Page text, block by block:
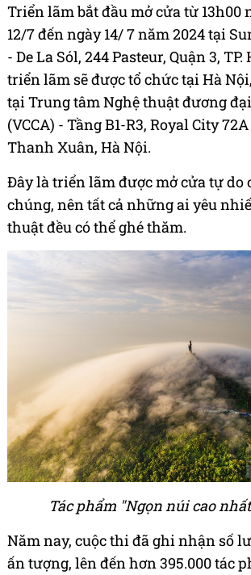
Triển lãm bắt đầu mở cửa từ 13h00
12/7 đến ngày 14/ 7 năm 2024 tại
- De La Sól, 244 Pasteur, Quận 3, TP.
triển lãm sẽ được tổ chức tại Hà
tại Trung tâm Nghệ thuật đương
(VCCA) - Tầng B1-R3, Royal City
Thanh Xuân, Hà Nội.
Đây là triển lãm được mở cửa tự do
chúng, nên tất cả những ai yêu
thuật đều có thể ghé thăm.
Tác phẩm "Ngọn núi cao
Năm nay, cuộc thi đã ghi nhận số
ấn tượng, lên đến hơn 395.000 tác